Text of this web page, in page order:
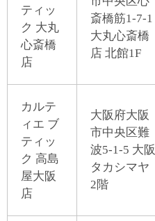
ティッ
ク 大丸
心斎橋
店
斎橋筋1-7-1
大丸心斎橋
店 北館1F
カルテ
ィエ ブ
ティッ
ク 高島
屋大阪
店
大阪府大阪
市中央区難
波5-1-5 大阪
タカシマヤ
2階